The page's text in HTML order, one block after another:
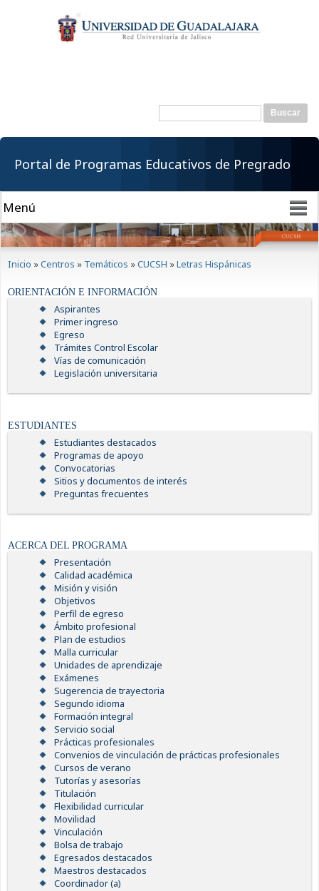
contenido
principal
Formulario de
Buscar
Portal de Programas Educativos de Pregrado
Inicio »Centros » Temáticos »CUCSH »Letras Hispánicas
ORIENTACIÓN E INFORMACIÓN
Aspirantes
Primer ingreso
Egreso
Trámites Control Escolar
Vías de comunicación
Legislación universitaria
ESTUDIANTES
Estudiantes destacados
Programas de apoyo
Convocatorias
Sitios y documentos de interés
Preguntas frecuentes
ACERCA DEL PROGRAMA
Presentación
Calidad académica
Misión y visión
Objetivos
Perfil de egreso
Ámbito profesional
Plan de estudios
Malla curricular
Unidades de aprendizaje
Exámenes
Sugerencia de trayectoria
Segundo idioma
Formación integral
Servicio social
Prácticas profesionales
Convenios de vinculación de prácticas profesionales
Cursos de verano
Tutorías y asesorías
Titulación
Flexibilidad curricular
Movilidad
Vinculación
Bolsa de trabajo
Egresados destacados
Maestros destacados
Coordinador (a)